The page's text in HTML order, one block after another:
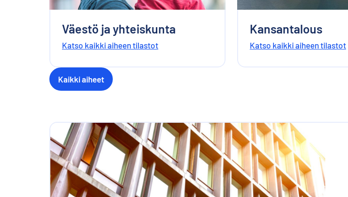
Väestö ja yhteiskunta
Katso kaikki aiheen tilastot
Kansantalous
Katso kaikki aiheen tilastot
Kaikki aiheet